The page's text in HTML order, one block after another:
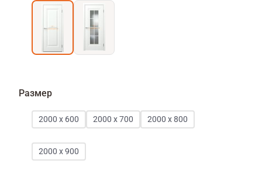
Размер
2000 х 600 2000 х 700 2000 х 800
2000 х 900